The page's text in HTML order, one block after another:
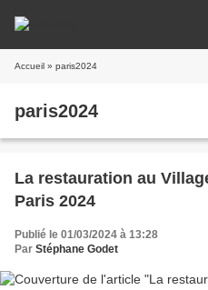
Accueil » paris2024
paris2024
La restauration au
Paris 2024
Publié le 01/03/2024 à 13:28
Par Stéphane Godet